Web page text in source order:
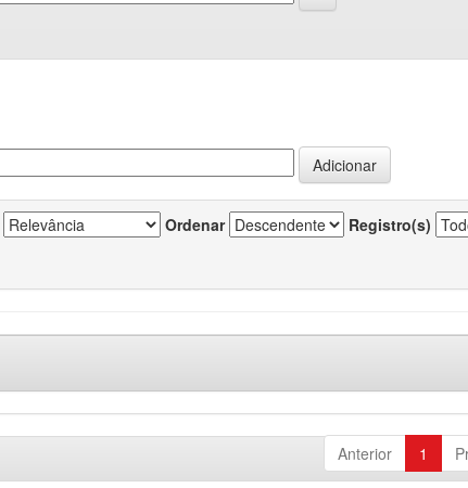
Ordenar Registro(s)
Anterior 1